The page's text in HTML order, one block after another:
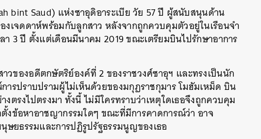
bint Saud) แห่งซาอุดิอาระเบีย วัย 57 ปี ผู้สนับสนุนด้าน
เจดดาห์พร้อมกับลูกสาว หลังจากถูกควบคุมตัวอยู่ในเรือนจำ
า 3 ปี ตั้งแต่เดือนมีนาคม 2019 ขณะเตรียมบินไปรักษาอาการ
ของอดีตกษัตริย์องค์ที่ 2 ของราชวงศ์ซาอุฯ และทรงเป็นนัก
รปราบปรามผู้ไม่เห็นด้วยของมกุฏราชกุมาร โมฮัมเหม็ด บิน
ตรงไปตรงมา ทั้งนี้ ไม่มีใครทราบว่าเหตุใดเธอจึงถูกควบคุม
งข้อหาอาชญากรรมใดๆ ขณะที่มีการคาดการณ์ว่า อาจ
ษยธรรมและการปฏิรูปรัฐธรรมนูญของเธอ